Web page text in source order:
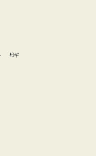
#Bギャラリー